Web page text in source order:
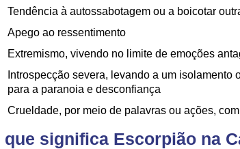
Tendência à autossabotagem ou a boicotar
Apego ao ressentimento
Extremismo, vivendo no limite de emoções
Introspecção severa, levando a um isolamento
para a paranoia e desconfiança
Crueldade, por meio de palavras ou ações,
que significa Escorpião na